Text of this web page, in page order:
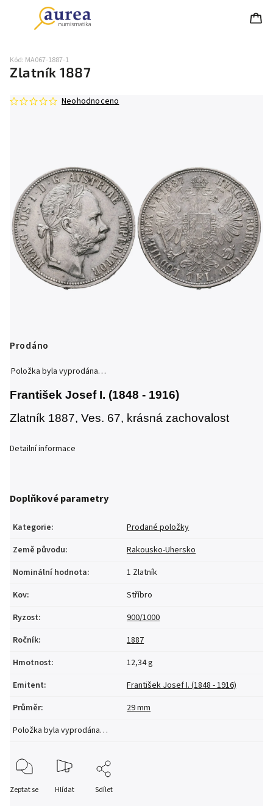
Zlatník 1887
Kód: MA067-1887-1
Neohodnoceno
Prodáno
Položka byla vyprodána…
František Josef I. (1848 - 1916)
Zlatník 1887, Ves. 67, krásná zachovalost
Detailní informace
Doplňkové parametry
Kategorie:
Prodané položky
Země původu:
Rakousko-Uhersko
Nominální hodnota:
1 Zlatník
Kov:
Stříbro
Ryzost:
900/1000
Ročník:
1887
Hmotnost:
12,34 g
Emitent:
František Josef I. (1848 - 1916)
Průměr:
29 mm
Položka byla vyprodána…
Zeptat se Hlídat Sdílet